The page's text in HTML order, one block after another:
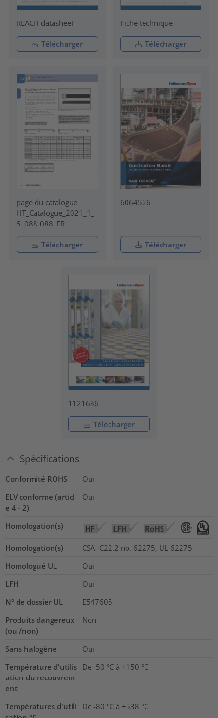
REACH datasheet
Télécharger
Fiche technique
Télécharger
page du catalogue
HT_Catalogue_2021_1_
5_088-088_FR
Télécharger
6064526
Télécharger
1121636
Télécharger
Spécifications
Conformité ROHS
Oui
ELV conforme (articl
e 4 - 2)
Oui
Homologation(s)
Homologation(s)
CSA -C22.2 no. 62275, UL 62275
Homologué UL
Oui
LFH
Oui
N° de dossier UL
E547605
Produits dangereux
(oui/non)
Non
Sans halogène
Oui
Température d'utilis
ation du recouvrem
ent
De -50 °C à +150 °C
Températures d'utili
De -80 °C à +538 °C